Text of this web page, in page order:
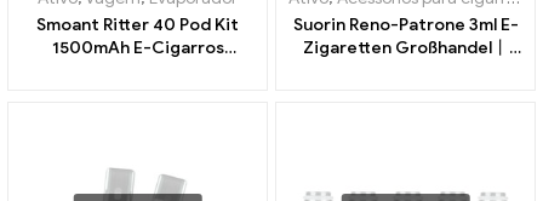
Smoant Ritter 40 Pod Kit
1500mAh E-Cigarros
Suorin Reno-Patrone 3ml E-
Zigaretten Großhandel丨